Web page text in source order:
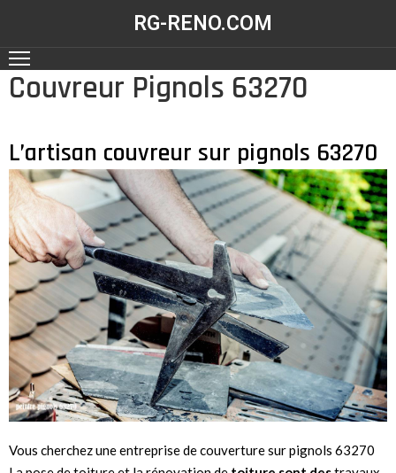
RG-RENO.COM
ACCUEIL
NOS
SERVICES
CONTACT
Couvreur Pignols 63270
L’artisan couvreur sur pignols 63270
Vous cherchez une entreprise de couverture sur pignols 63270